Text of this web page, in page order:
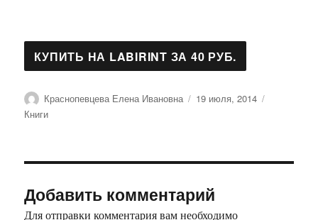
Автор
Краснопевцева Елена Ивановна Опубликовано
19 июля, 2014
Книги
Добавить комментарий
Для отправки комментария вам необходимо